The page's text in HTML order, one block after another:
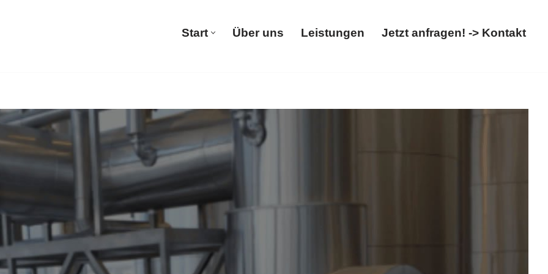
Start Über uns Leistungen Jetzt anfragen! -> Kontakt